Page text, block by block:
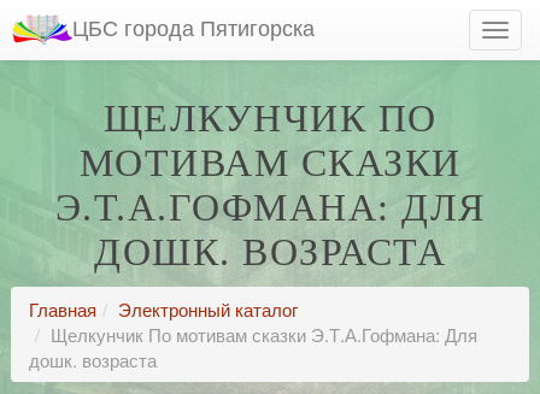
ЦБС города Пятигорска
ЩЕЛКУНЧИК ПО
МОТИВАМ СКАЗКИ
Э.Т.А.ГОФМАНА: ДЛЯ
ДОШК. ВОЗРАСТА
Главная
Электронный каталог
Щелкунчик По мотивам сказки Э.Т.А.Гофмана: Для
дошк. возраста